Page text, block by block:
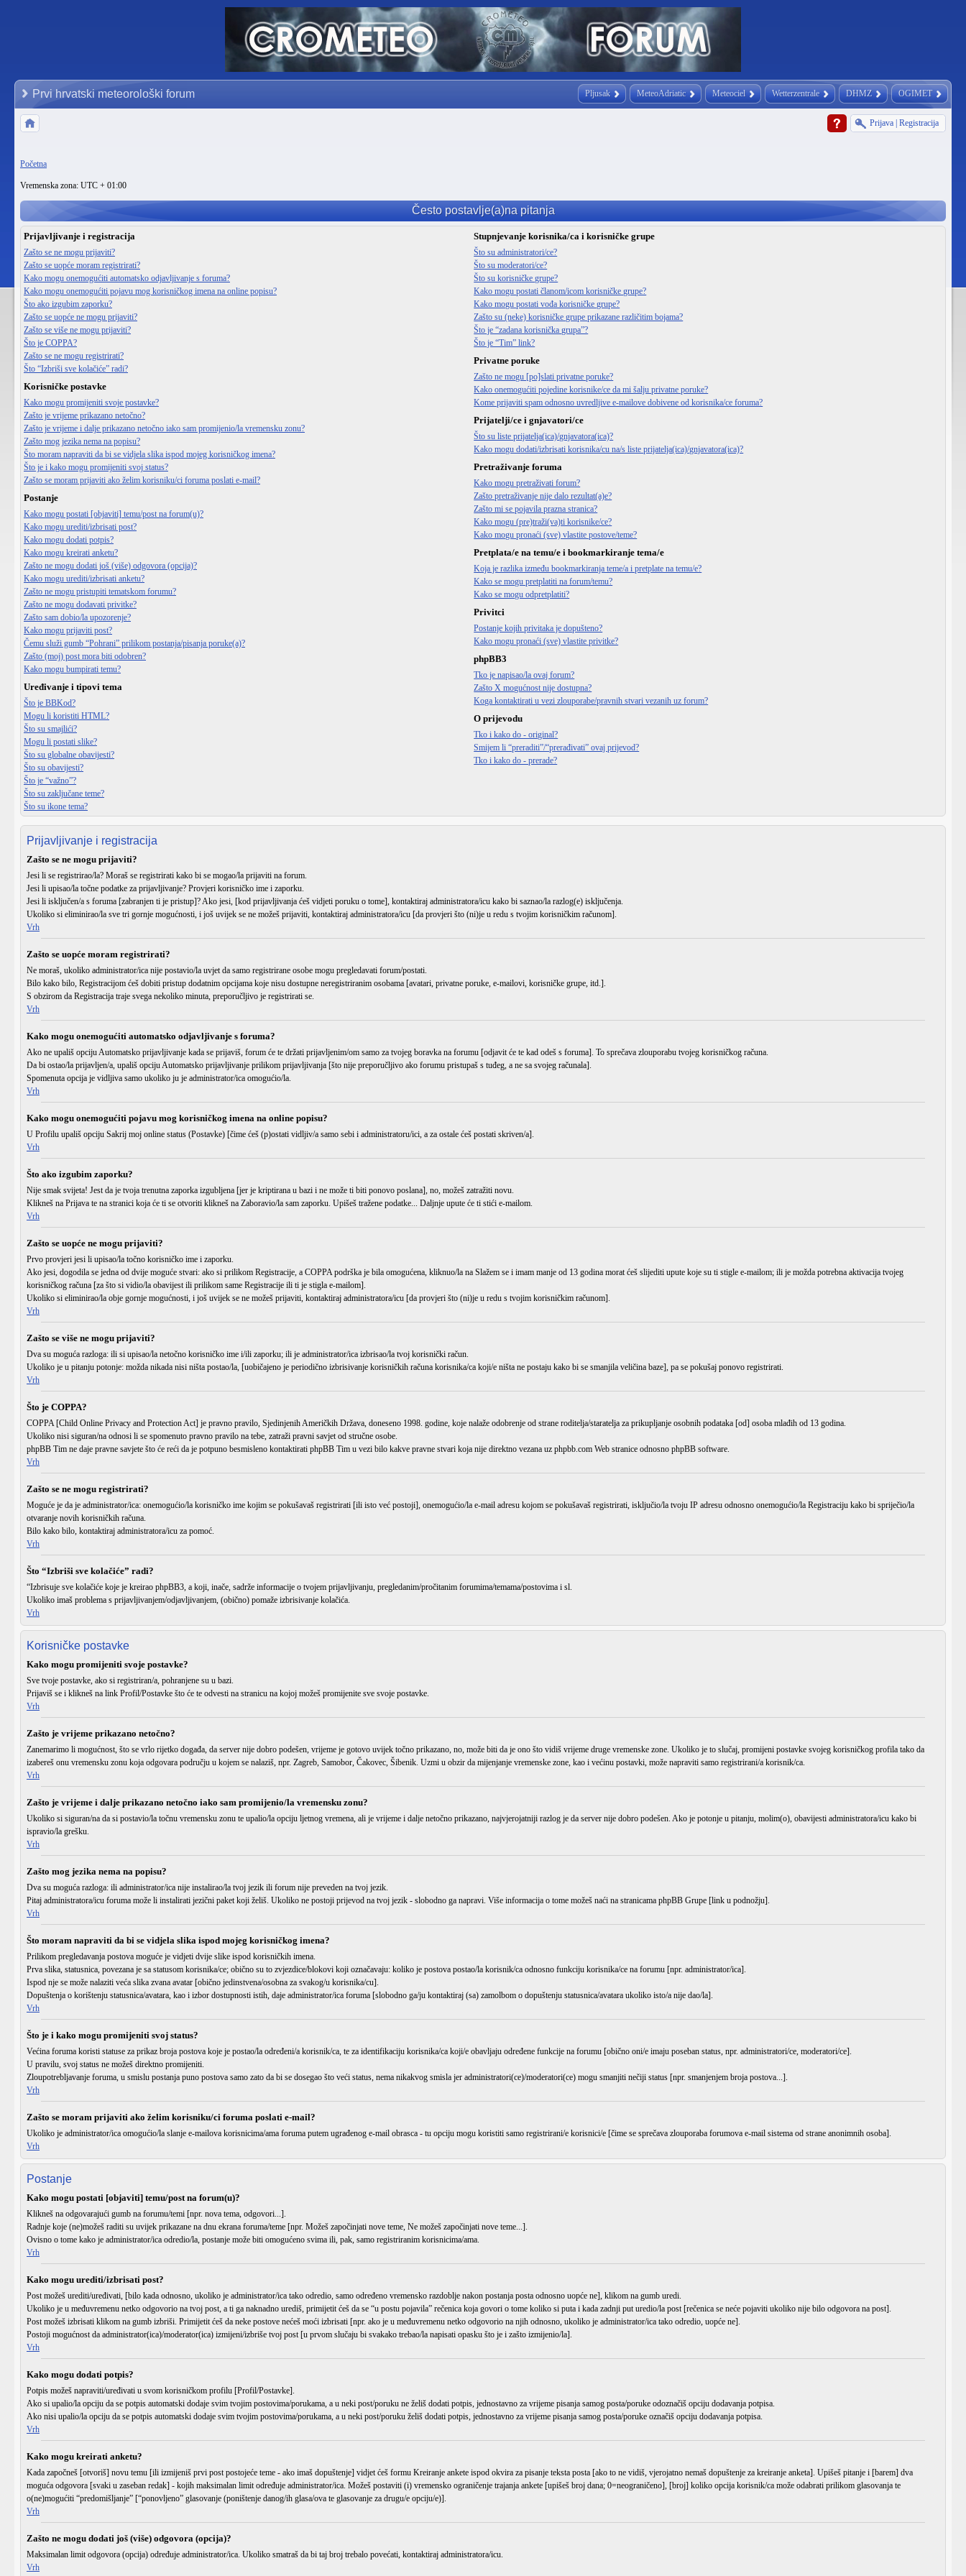
Pljusak MeteoAdriatic Meteociel Wetterzentrale DHMZ OGIMET
Prvi hrvatski meteorološki forum
Prijava Registracija
Početna
Vremenska zona: UTC + 01:00
Često postavlje(a)na pitanja
Prijavljivanje i registracija
Zašto se ne mogu prijaviti?
Zašto se uopće moram registrirati?
Kako mogu onemogućiti automatsko odjavljivanje s foruma?
Kako mogu onemogućiti pojavu mog korisničkog imena na online popisu?
Što ako izgubim zaporku?
Zašto se uopće ne mogu prijaviti?
Zašto se više ne mogu prijaviti?
Što je COPPA?
Zašto se ne mogu registrirati?
Što “Izbriši sve kolačiće” radi?
Korisničke postavke
Kako mogu promijeniti svoje postavke?
Zašto je vrijeme prikazano netočno?
Zašto je vrijeme i dalje prikazano netočno iako sam promijenio/la vremensku zonu?
Zašto mog jezika nema na popisu?
Što moram napraviti da bi se vidjela slika ispod mojeg korisničkog imena?
Što je i kako mogu promijeniti svoj status?
Zašto se moram prijaviti ako želim korisniku/ci foruma poslati e-mail?
Postanje
Kako mogu postati [objaviti] temu/post na forum(u)?
Kako mogu urediti/izbrisati post?
Kako mogu dodati potpis?
Kako mogu kreirati anketu?
Zašto ne mogu dodati još (više) odgovora (opcija)?
Kako mogu urediti/izbrisati anketu?
Zašto ne mogu pristupiti tematskom forumu?
Zašto ne mogu dodavati privitke?
Zašto sam dobio/la upozorenje?
Kako mogu prijaviti post?
Čemu služi gumb “Pohrani” prilikom postanja/pisanja poruke(a)?
Zašto (moj) post mora biti odobren?
Kako mogu bumpirati temu?
Uređivanje i tipovi tema
Što je BBKod?
Mogu li koristiti HTML?
Što su smajlići?
Mogu li postati slike?
Što su globalne obavijesti?
Što su obavijesti?
Što je “važno”?
Što su zaključane teme?
Što su ikone tema?
Stupnjevanje korisnika/ca i korisničke grupe
Što su administratori/ce?
Što su moderatori/ce?
Što su korisničke grupe?
Kako mogu postati članom/icom korisničke grupe?
Kako mogu postati vođa korisničke grupe?
Zašto su (neke) korisničke grupe prikazane različitim bojama?
Što je “zadana korisnička grupa”?
Što je “Tim” link?
Privatne poruke
Zašto ne mogu [po]slati privatne poruke?
Kako onemogućiti pojedine korisnike/ce da mi šalju privatne poruke?
Kome prijaviti spam odnosno uvredljive e-mailove dobivene od korisnika/ce foruma?
Prijatelji/ce i gnjavatori/ce
Što su liste prijatelja(ica)/gnjavatora(ica)?
Kako mogu dodati/izbrisati korisnika/cu na/s liste prijatelja(ica)/gnjavatora(ica)?
Pretraživanje foruma
Kako mogu pretraživati forum?
Zašto pretraživanje nije dalo rezultat(a)e?
Zašto mi se pojavila prazna stranica?
Kako mogu (pre)traži(va)ti korisnike/ce?
Kako mogu pronaći (sve) vlastite postove/teme?
Pretplata/e na temu/e i bookmarkiranje tema/e
Koja je razlika između bookmarkiranja teme/a i pretplate na temu/e?
Kako se mogu pretplatiti na forum/temu?
Kako se mogu odpretplatiti?
Privitci
Postanje kojih privitaka je dopušteno?
Kako mogu pronaći (sve) vlastite privitke?
phpBB3
Tko je napisao/la ovaj forum?
Zašto X mogućnost nije dostupna?
Koga kontaktirati u vezi zlouporabe/pravnih stvari vezanih uz forum?
O prijevodu
Tko i kako do - original?
Smijem li “preraditi”/“prerađivati” ovaj prijevod?
Tko i kako do - prerade?
Prijavljivanje i registracija
Zašto se ne mogu prijaviti?
Jesi li se registrirao/la? Moraš se registrirati kako bi se mogao/la prijaviti na forum.
Jesi li upisao/la točne podatke za prijavljivanje? Provjeri korisničko ime i zaporku.
Jesi li isključen/a s foruma [zabranjen ti je pristup]? Ako jesi, [kod prijavljivanja ćeš vidjeti poruku o tome], kontaktiraj administratora/icu kako bi saznao/la razlog(e) isključenja.
Ukoliko si eliminirao/la sve tri gornje mogućnosti, i još uvijek se ne možeš prijaviti, kontaktiraj administratora/icu [da provjeri što (ni)je u redu s tvojim korisničkim računom].
Vrh
Zašto se uopće moram registrirati?
Ne moraš, ukoliko administrator/ica nije postavio/la uvjet da samo registrirane osobe mogu pregledavati forum/postati.
Bilo kako bilo, Registracijom ćeš dobiti pristup dodatnim opcijama koje nisu dostupne neregistriranim osobama [avatari, privatne poruke, e-mailovi, korisničke grupe, itd.].
S obzirom da Registracija traje svega nekoliko minuta, preporučljivo je registrirati se.
Vrh
Kako mogu onemogućiti automatsko odjavljivanje s foruma?
Ako ne upališ opcijuAutomatsko prijavljivanje kada se prijaviš, forum će te držati prijavljenim/om samo za tvojeg boravka na forumu [odjavit će te kad odeš s foruma]. To sprečava zlouporabu tvojeg korisničkog računa.
Da bi ostao/la prijavljen/a, upališ opcijuAutomatsko prijavljivanje prilikom prijavljivanja [što nije preporučljivo ako forumu pristupaš s tuđeg, a ne sa svojeg računala].
Spomenuta opcija je vidljiva samo ukoliko ju je administrator/ica omogućio/la.
Vrh
Kako mogu onemogućiti pojavu mog korisničkog imena na online popisu?
U Profilu upališ opciju Sakrij moj online status (Postavke) [čime ćeš (p)ostati vidljiv/a samo sebi i administratoru/ici, a za ostale ćeš postati skriven/a].
Vrh
Što ako izgubim zaporku?
Nije smak svijeta! Jest da je tvoja trenutna zaporka izgubljena [jer je kriptirana u bazi i ne može ti biti ponovo poslana], no, možeš zatražiti novu.
Klikneš na Prijava te na stranici koja će ti se otvoriti klikneš na Zaboravio/la sam zaporku. Upišeš tražene podatke... Daljnje upute će ti stići e-mailom.
Vrh
Zašto se uopće ne mogu prijaviti?
Prvo provjeri jesi li upisao/la točno korisničko ime i zaporku.
Ako jesi, dogodila se jedna od dvije moguće stvari: ako si prilikom Registracije, a COPPA podrška je bila omogućena, kliknuo/la na Slažem se i imam manje od 13 godina morat ćeš slijediti upute koje su ti stigle e-mailom; ili je možda potrebna aktivacija tvojeg
korisničkog računa [za što si vidio/la obavijest ili prilikom same Registracije ili ti je stigla e-mailom].
Ukoliko si eliminirao/la obje gornje mogućnosti, i još uvijek se ne možeš prijaviti, kontaktiraj administratora/icu [da provjeri što (ni)je u redu s tvojim korisničkim računom].
Vrh
Zašto se više ne mogu prijaviti?
Dva su moguća razloga: ili si upisao/la netočno korisničko ime i/ili zaporku; ili je administrator/ica izbrisao/la tvoj korisnički račun.
Ukoliko je u pitanju potonje: možda nikada nisi ništa postao/la, [uobičajeno je periodično izbrisivanje korisničkih računa korisnika/ca koji/e ništa ne postaju kako bi se smanjila veličina baze], pa se pokušaj ponovo registrirati.
Vrh
Što je COPPA?
COPPA [Child Online Privacy and Protection Act] je pravno pravilo, Sjedinjenih Američkih Država, doneseno 1998. godine, koje nalaže odobrenje od strane roditelja/staratelja za prikupljanje osobnih podataka [od] osoba mlađih od 13 godina.
Ukoliko nisi siguran/na odnosi li se spomenuto pravno pravilo na tebe, zatraži pravni savjet od stručne osobe.
phpBB Tim ne daje pravne savjete što će reći da je potpuno besmisleno kontaktirati phpBB Tim u vezi bilo kakve pravne stvari koja nije direktno vezana uz phpbb.com Web stranice odnosno phpBB software.
Vrh
Zašto se ne mogu registrirati?
Moguće je da je administrator/ica: onemogućio/la korisničko ime kojim se pokušavaš registrirati [ili isto već postoji], onemogućio/la e-mail adresu kojom se pokušavaš registrirati, isključio/la tvoju IP adresu odnosno onemogućio/la Registraciju kako bi spriječio/la
otvaranje novih korisničkih računa.
Bilo kako bilo, kontaktiraj administratora/icu za pomoć.
Vrh
Što “Izbriši sve kolačiće” radi?
“Izbrisuje sve kolačiće koje je kreirao phpBB3, a koji, inače, sadrže informacije o tvojem prijavljivanju, pregledanim/pročitanim forumima/temama/postovima i sl.
Ukoliko imaš problema s prijavljivanjem/odjavljivanjem, (obično) pomaže izbrisivanje kolačića.
Vrh
Korisničke postavke
Kako mogu promijeniti svoje postavke?
Sve tvoje postavke, ako si registriran/a, pohranjene su u bazi.
Prijaviš se i klikneš na link Profil/Postavke što će te odvesti na stranicu na kojoj možeš promijenite sve svoje postavke.
Vrh
Zašto je vrijeme prikazano netočno?
Zanemarimo li mogućnost, što se vrlo rijetko događa, da server nije dobro podešen, vrijeme je gotovo uvijek točno prikazano, no, može biti da je ono što vidiš vrijeme druge vremenske zone. Ukoliko je to slučaj, promijeni postavke svojeg korisničkog profila tako da
izabereš onu vremensku zonu koja odgovara području u kojem se nalaziš, npr. Zagreb, Samobor, Čakovec, Šibenik. Uzmi u obzir da mijenjanje vremenske zone, kao i većinu postavki, može napraviti samo registrirani/a korisnik/ca.
Vrh
Zašto je vrijeme i dalje prikazano netočno iako sam promijenio/la vremensku zonu?
Ukoliko si siguran/na da si postavio/la točnu vremensku zonu te upalio/la opciju ljetnog vremena, ali je vrijeme i dalje netočno prikazano, najvjerojatniji razlog je da server nije dobro podešen. Ako je potonje u pitanju, molim(o), obavijesti administratora/icu kako bi
ispravio/la grešku.
Vrh
Zašto mog jezika nema na popisu?
Dva su moguća razloga: ili administrator/ica nije instalirao/la tvoj jezik ili forum nije preveden na tvoj jezik.
Pitaj administratora/icu foruma može li instalirati jezični paket koji želiš. Ukoliko ne postoji prijevod na tvoj jezik - slobodno ga napravi. Više informacija o tome možeš naći na stranicama phpBB Grupe [link u podnožju].
Vrh
Što moram napraviti da bi se vidjela slika ispod mojeg korisničkog imena?
Prilikom pregledavanja postova moguće je vidjeti dvije slike ispod korisničkih imena.
Prva slika, statusnica, povezana je sa statusom korisnika/ce; obično su to zvjezdice/blokovi koji označavaju: koliko je postova postao/la korisnik/ca odnosno funkciju korisnika/ce na forumu [npr. administrator/ica].
Ispod nje se može nalaziti veća slika zvana avatar [obično jedinstvena/osobna za svakog/u korisnika/cu].
Dopuštenja o korištenju statusnica/avatara, kao i izbor dostupnosti istih, daje administrator/ica foruma [slobodno ga/ju kontaktiraj (sa) zamolbom o dopuštenju statusnica/avatara ukoliko isto/a nije dao/la].
Vrh
Što je i kako mogu promijeniti svoj status?
Većina foruma koristi statuse za prikaz broja postova koje je postao/la određeni/a korisnik/ca, te za identifikaciju korisnika/ca koji/e obavljaju određene funkcije na forumu [obično oni/e imaju poseban status, npr. administratori/ce, moderatori/ce].
U pravilu, svoj status ne možeš direktno promijeniti.
Zloupotrebljavanje foruma, u smislu postanja puno postova samo zato da bi se dosegao što veći status, nema nikakvog smisla jer administratori(ce)/moderatori(ce) mogu smanjiti nečiji status [npr. smanjenjem broja postova...].
Vrh
Zašto se moram prijaviti ako želim korisniku/ci foruma poslati e-mail?
Ukoliko je administrator/ica omogućio/la slanje e-mailova korisnicima/ama foruma putem ugrađenog e-mail obrasca - tu opciju mogu koristiti samo registrirani/e korisnici/e [čime se sprečava zlouporaba forumova e-mail sistema od strane anonimnih osoba].
Vrh
Postanje
Kako mogu postati [objaviti] temu/post na forum(u)?
Klikneš na odgovarajući gumb na forumu/temi [npr. nova tema, odgovori...].
Radnje koje (ne)možeš raditi su uvijek prikazane na dnu ekrana foruma/teme [npr. Možeš započinjati nove teme, Ne možeš započinjati nove teme...].
Ovisno o tome kako je administrator/ica odredio/la, postanje može biti omogućeno svima ili, pak, samo registriranim korisnicima/ama.
Vrh
Kako mogu urediti/izbrisati post?
Post možeš urediti/uređivati, [bilo kada odnosno, ukoliko je administrator/ica tako odredio, samo određeno vremensko razdoblje nakon postanja posta odnosno uopće ne], klikom na gumb uredi.
Ukoliko je u međuvremenu netko odgovorio na tvoj post, a ti ga naknadno urediš, primijetit ćeš da se “u postu pojavila” rečenica koja govori o tome koliko si puta i kada zadnji put uredio/la post [rečenica se neće pojaviti ukoliko nije bilo odgovora na post].
Post možeš izbrisati klikom na gumb izbriši. Primijetit ćeš da neke postove nećeš moći izbrisati [npr. ako je u međuvremenu netko odgovorio na njih odnosno, ukoliko je administrator/ica tako odredio, uopće ne].
Postoji mogućnost da administrator(ica)/moderator(ica) izmijeni/izbriše tvoj post [u prvom slučaju bi svakako trebao/la napisati opasku što je i zašto izmijenio/la].
Vrh
Kako mogu dodati potpis?
Potpis možeš napraviti/uređivati u svom korisničkom profilu [Profil/Postavke].
Ako si upalio/la opciju da se potpis automatski dodaje svim tvojim postovima/porukama, a u neki post/poruku ne želiš dodati potpis, jednostavno za vrijeme pisanja samog posta/poruke odoznačiš opciju dodavanja potpisa.
Ako nisi upalio/la opciju da se potpis automatski dodaje svim tvojim postovima/porukama, a u neki post/poruku želiš dodati potpis, jednostavno za vrijeme pisanja samog posta/poruke označiš opciju dodavanja potpisa.
Vrh
Kako mogu kreirati anketu?
Kada započneš [otvoriš] novu temu [ili izmijeniš prvi post postojeće teme - ako imaš dopuštenje] vidjet ćeš formu Kreiranje ankete ispod okvira za pisanje teksta posta [ako to ne vidiš, vjerojatno nemaš dopuštenje za kreiranje anketa]. Upišeš pitanje i [barem] dva
moguća odgovora [svaki u zaseban redak] - kojih maksimalan limit određuje administrator/ica. Možeš postaviti (i) vremensko ograničenje trajanja ankete [upišeš broj dana; 0=neograničeno], [broj] koliko opcija korisnik/ca može odabrati prilikom glasovanja te
o(ne)mogućiti “predomišljanje” [“ponovljeno” glasovanje (poništenje danog/ih glasa/ova te glasovanje za drugu/e opciju/e)].
Vrh
Zašto ne mogu dodati još (više) odgovora (opcija)?
Maksimalan limit odgovora (opcija) određuje administrator/ica. Ukoliko smatraš da bi taj broj trebalo povećati, kontaktiraj administratora/icu.
Vrh